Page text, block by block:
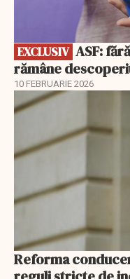
EXCLUSIV
rămâne
10 FEBRUARIE 2026
Reforma